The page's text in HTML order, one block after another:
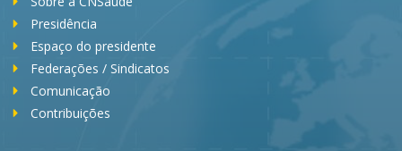
Presidência
Espaço do presidente
Federações / Sindicatos
Comunicação
Contribuições